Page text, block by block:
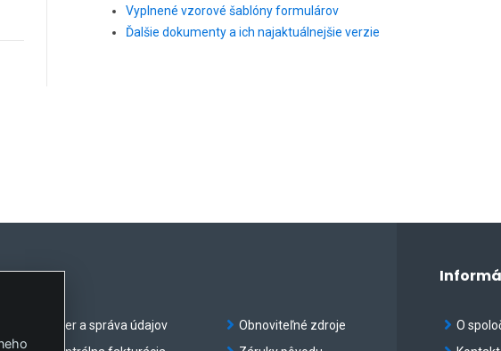
Vyplnené vzorové šablóny formulárov
Ďalšie dokumenty a ich najaktuálnejšie verzie
Zber a správa údajov
Obnoviteľné zdroje
O